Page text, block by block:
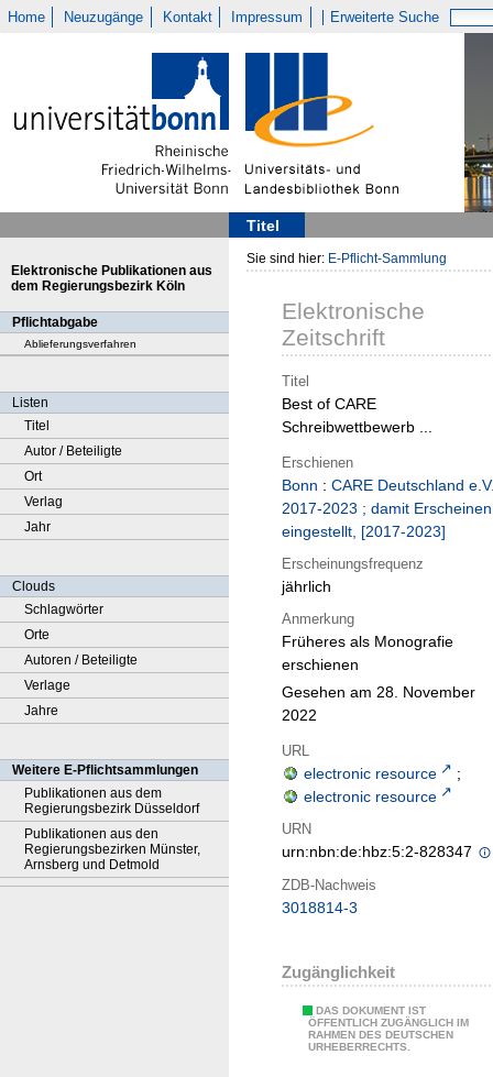
Home Neuzugänge Kontakt Impressum Erweiterte Suche
Titel
Elektronische Publikationen aus
dem Regierungsbezirk Köln
Pflichtabgabe
Ablieferungsverfahren
Listen
Titel
Autor / Beteiligte
Ort
Verlag
Jahr
Clouds
Schlagwörter
Orte
Autoren / Beteiligte
Verlage
Jahre
Weitere E-Pflichtsammlungen
Publikationen aus dem
Regierungsbezirk Düsseldorf
Publikationen aus den
Regierungsbezirken Münster,
Arnsberg und Detmold
Sie sind hier: E-Pflicht-Sammlung
Elektronische
Zeitschrift
Titel
Best of CARE
Schreibwettbewerb ...
Erschienen
Bonn : CARE Deutschland
2017-2023 ; damit Erscheinen
eingestellt, [2017-2023]
Erscheinungsfrequenz
jährlich
Anmerkung
Früheres als Monografie
erschienen
Gesehen am 28. November
2022
URL
electronic resource
;
electronic resource
URN
urn:nbn:de:hbz:5:2-828347
ZDB-Nachweis
3018814-3
Zugänglichkeit
DAS DOKUMENT IST
ÖFFENTLICH ZUGÄNGLICH IM
RAHMEN DES DEUTSCHEN
URHEBERRECHTS.